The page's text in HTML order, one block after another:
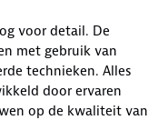
voor detail. De
met gebruik van
technieken. Alles
door ervaren
op de kwaliteit van